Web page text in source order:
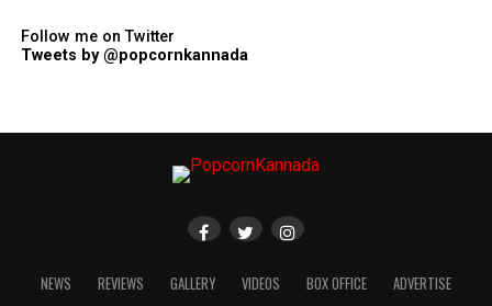
Follow me on Twitter
Tweets by @popcornkannada
NEWS REVIEWS GALLERY VIDEOS BOX OFFICE ADVERTISE